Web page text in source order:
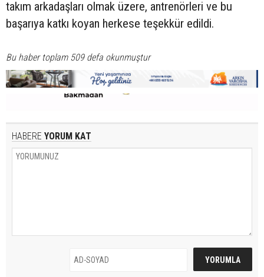
takım arkadaşları olmak üzere, antrenörleri ve bu
başarıya katkı koyan herkese teşekkür edildi.
Bu haber toplam 509 defa okunmuştur
HABERE YORUM KAT